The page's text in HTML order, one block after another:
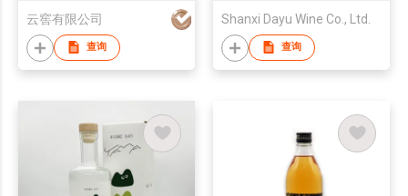
云窖有限公司
查询
Solid-state
Fermentation Baijiu,
Ideal for Business
Shanxi Dayu Wine Co., Ltd.
查询